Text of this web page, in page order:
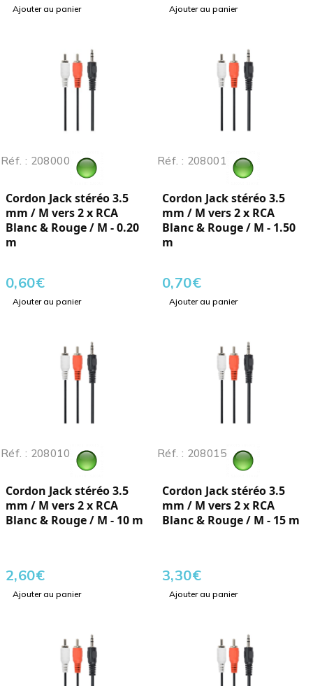
Ajouter au panier Ajouter au panier
Réf. : 208000
Cordon Jack stéréo 3.5
mm / M vers 2 x RCA
Blanc & Rouge / M - 0.20
m
0,60€
Ajouter au panier
Réf. : 208001
Cordon Jack stéréo 3.5
mm / M vers 2 x RCA
Blanc & Rouge / M - 1.50
m
0,70€
Ajouter au panier
Réf. : 208010
Cordon Jack stéréo 3.5
mm / M vers 2 x RCA
Blanc & Rouge / M - 10 m
2,60€
Ajouter au panier
Réf. : 208015
Cordon Jack stéréo 3.5
mm / M vers 2 x RCA
Blanc & Rouge / M - 15 m
3,30€
Ajouter au panier